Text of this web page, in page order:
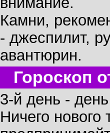
Камни,
- джеспилит,
авантюрин.
Гороскоп
3-й день -
Ничего нового